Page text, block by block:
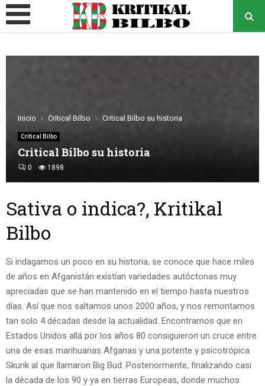
MENÚ
Inicio Critical Bilbo Critical Bilbo su historia
Critical Bilbo
Critical Bilbo su historia
0 1898
Sativa o indica?, Kritikal
Bilbo
Si indagamos un poco en su historia, se conoce que hace miles
de años en Afganistán existían variedades autóctonas muy
apreciadas que se han mantenido en el tiempo hasta nuestros
días. Así que nos saltamos unos 2000 años, y nos remontamos
tan solo 4 décadas desde la actualidad. Encontramos que en
Estados Unidos allá por los años 80 consiguieron un cruce entre
una de esas marihuanas Afganas y una potente y psicotrópica
Skunk al que llamaron Big Bud. Posteriormente, finalizando casi
la década de los 90 y ya en tierras Europeas, donde muchos